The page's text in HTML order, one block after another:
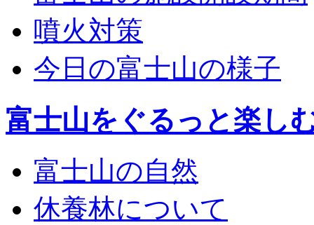
噴火対策
今日の富士山の様子
富士山をぐるっと楽し
富士山の自然
休養林について